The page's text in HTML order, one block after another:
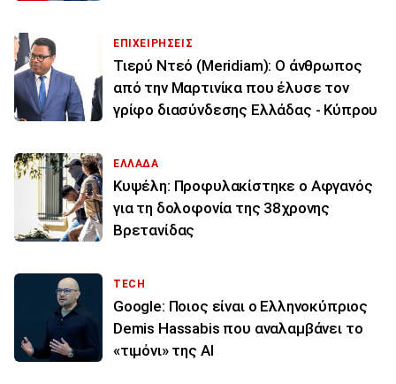
ΕΠΙΧΕΙΡΗΣΕΙΣ
Τιερύ Ντεό (Meridiam): Ο άνθρωπος
από την Μαρτινίκα που έλυσε τον
γρίφο διασύνδεσης Ελλάδας - Κύπρου
ΕΛΛΑΔΑ
Κυψέλη: Προφυλακίστηκε ο Αφγανός
για τη δολοφονία της 38χρονης
Βρετανίδας
TECH
Google: Ποιος είναι ο Ελληνοκύπριος
Demis Hassabis που αναλαμβάνει το
«τιμόνι» της ΑΙ